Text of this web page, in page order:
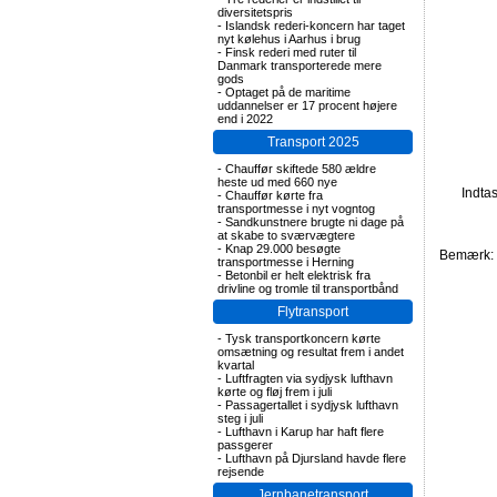
diversitetspris
- Islandsk rederi-koncern har taget
nyt kølehus i Aarhus i brug
- Finsk rederi med ruter til
Danmark transporterede mere
gods
- Optaget på de maritime
uddannelser er 17 procent højere
end i 2022
Transport 2025
- Chauffør skiftede 580 ældre
heste ud med 660 nye
- Chauffør kørte fra
transportmesse i nyt vogntog
- Sandkunstnere brugte ni dage på
at skabe to sværvægtere
- Knap 29.000 besøgte
transportmesse i Herning
- Betonbil er helt elektrisk fra
drivline og tromle til transportbånd
Flytransport
- Tysk transportkoncern kørte
omsætning og resultat frem i andet
kvartal
- Luftfragten via sydjysk lufthavn
kørte og fløj frem i juli
- Passagertallet i sydjysk lufthavn
steg i juli
- Lufthavn i Karup har haft flere
passgerer
- Lufthavn på Djursland havde flere
rejsende
Bemærk: